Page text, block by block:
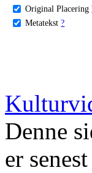
Original Placering
Metatekst ?
Denne
er